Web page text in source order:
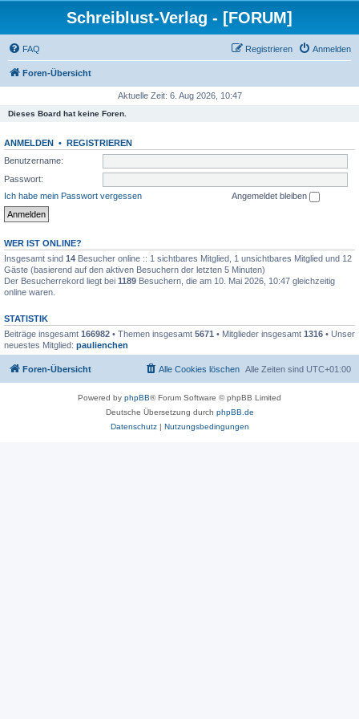
Schreiblust-Verlag - [FORUM]
FAQ Anmelden
Registrieren
Foren-Übersicht
Aktuelle Zeit: 6. Aug 2026, 10:47
Dieses Board hat keine Foren.
ANMELDEN • REGISTRIEREN
Benutzername:
Passwort:
Ich habe mein Passwort vergessen
Angemeldet bleiben
WER IST ONLINE?
Insgesamt sind 14 Besucher online :: 1 sichtbares Mitglied, 1 unsichtbares Mitglied und 12
Gäste (basierend auf den aktiven Besuchern der letzten 5 Minuten)
Der Besucherrekord liegt bei 1189 Besuchern, die am 10. Mai 2026, 10:47 gleichzeitig
online waren.
STATISTIK
Beiträge insgesamt 166982 • Themen insgesamt 5671 • Mitglieder insgesamt 1316 • Unser
neuestes Mitglied: paulienchen
Foren-Übersicht Alle Zeiten sind UTC+01:00
Alle Cookies löschen
Powered by phpBB® Forum Software © phpBB Limited
Deutsche Übersetzung durch phpBB.de
Datenschutz| Nutzungsbedingungen